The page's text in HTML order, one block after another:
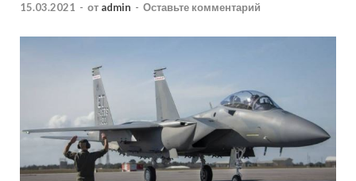
15.03.2021 - от admin - Оставьте комментарий